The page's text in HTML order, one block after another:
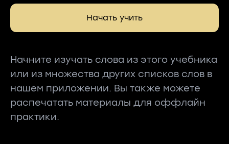
Начать учить
Начните изучать слова из этого учебника
или из множества других списков слов в
нашем приложении. Вы также можете
распечатать материалы для оффлайн
практики.